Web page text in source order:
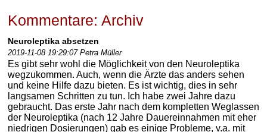
Kommentare: Archiv
Neuroleptika absetzen
2019-11-08 19:29:07 Petra Müller
Es gibt sehr wohl die Möglichkeit von den Neuroleptika
wegzukommen. Auch, wenn die Ärzte das anders sehen
und keine Hilfe dazu bieten. Es ist wichtig, dies in sehr
langsamen Schritten zu tun. Ich habe zwei Jahre dazu
gebraucht. Das erste Jahr nach dem kompletten Weglassen
der Neuroleptika (nach 12 Jahre Dauereinnahmen mit eher
niedrigen Dosierungen) gab es einige Probleme, v.a. mit